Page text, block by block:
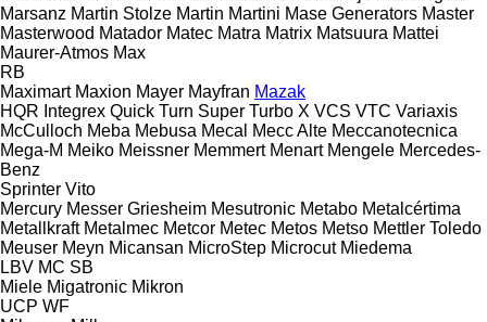
Marsanz Martin Stolze Martin Martini Mase Generators Master
Masterwood Matador Matec Matra Matrix Matsuura Mattei
Maurer-Atmos Max
RB
Maximart Maxion Mayer Mayfran Mazak
HQR Integrex Quick Turn Super Turbo X VCS VTC Variaxis
McCulloch Meba Mebusa Mecal Mecc Alte Meccanotecnica
Mega-M Meiko Meissner Memmert Menart Mengele Mercedes-
Benz
Sprinter Vito
Mercury Messer Griesheim Mesutronic Metabo Metalcértima
Metallkraft Metalmec Metcor Metec Metos Metso Mettler Toledo
Meuser Meyn Micansan MicroStep Microcut Miedema
LBV MC SB
Miele Migatronic Mikron
UCP WF